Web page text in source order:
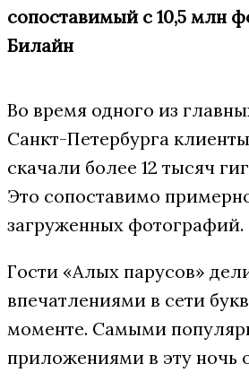
сопоставимый с 10,5 млн
Билайн
Во время одного из
Санкт-Петербурга
скачали более 12 тысяч
Это сопоставимо
загруженных фотографий.
Гости «Алых парусов»
впечатлениями в сети
моменте. Самыми
приложениями в эту ночь